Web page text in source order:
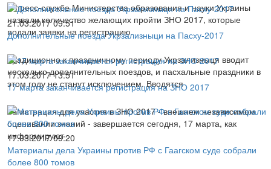
В пресс-службе Министерства образования и науки Украины
назвали количество желающих пройти ЗНО 2017, которые
подали заявки на регистрацию.
21.03.2017 09:51
Дополнительные поезда Укрзализныци на Пасху-2017
Традиционно к праздничному периоду Укрзализныця вводит
несколько дополнительных поездов, и пасхальные праздники в
этом году не станут исключением. Вводятся
17.03.2017 13:51
17 марта заканчивается регистрация на ЗНО 2017
Регистрация для участия в ЗНО 2017 - внешнем независимом
оценивании знаний - завершается сегодня, 17 марта, как
информируют
17.03.2017 09:20
Материалы дела Украины против РФ с Гаагском суде собрали
более 800 томов